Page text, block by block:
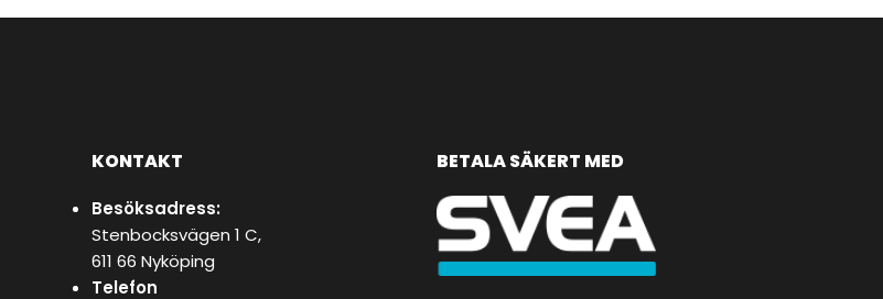
KONTAKT
Besöksadress:
Stenbocksvägen 1 C,
611 66 Nyköping
Telefon
BETALA SÄKERT MED